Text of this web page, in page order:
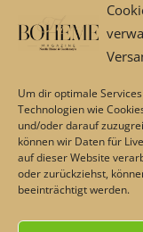
Um dir optimale
Technologien wie
und/oder darauf
können wir Daten für
auf dieser Website
oder zurückziehst,
beeinträchtigt werden.